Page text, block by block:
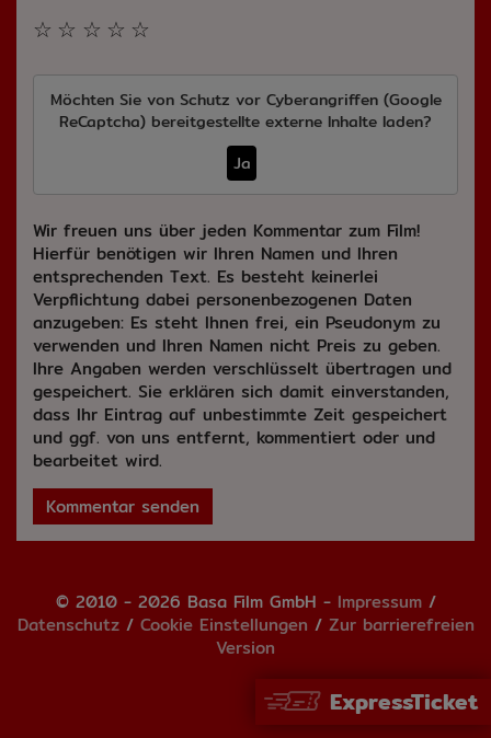
ExpressTicket
☆
☆
☆
☆
☆
Möchten Sie von Schutz vor Cyberangriffen (Google
ReCaptcha) bereitgestellte externe Inhalte laden?
Ja
Wir freuen uns über jeden Kommentar zum Film!
Hierfür benötigen wir Ihren Namen und Ihren
entsprechenden Text. Es besteht keinerlei
Verpflichtung dabei personenbezogenen Daten
anzugeben: Es steht Ihnen frei, ein Pseudonym zu
verwenden und Ihren Namen nicht Preis zu geben.
Ihre Angaben werden verschlüsselt übertragen und
gespeichert. Sie erklären sich damit einverstanden,
dass Ihr Eintrag auf unbestimmte Zeit gespeichert
und ggf. von uns entfernt, kommentiert oder und
bearbeitet wird.
Kommentar senden
© 2010 - 2026 Basa Film GmbH - Impressum/
Datenschutz/ Cookie Einstellungen / Zur barrierefreien
Version